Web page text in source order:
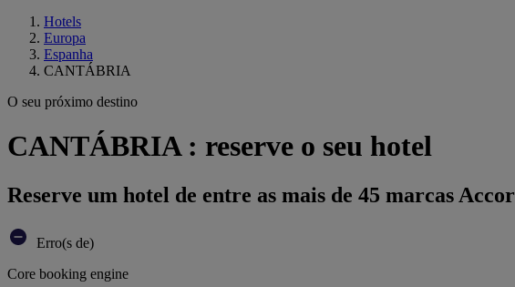
Hotels
Europa
Espanha
CANTÁBRIA
O seu próximo destino
CANTÁBRIA : reserve o seu hotel
Reserve um hotel de entre as mais de 45 marcas Accor
Erro(s de)
Core booking engine